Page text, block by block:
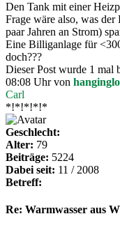
Den Tank mit einer
Frage wäre also, was
paar Jahren an Strom)
Eine Billiganlage für
doch???
Dieser Post wurde 1 mal
08:08 Uhr von
Carl
*!*!*!*!*
Geschlecht:
Alter: 79
Beiträge: 5224
Dabei seit: 11 / 2008
Betreff:
Re: Warmwasser aus